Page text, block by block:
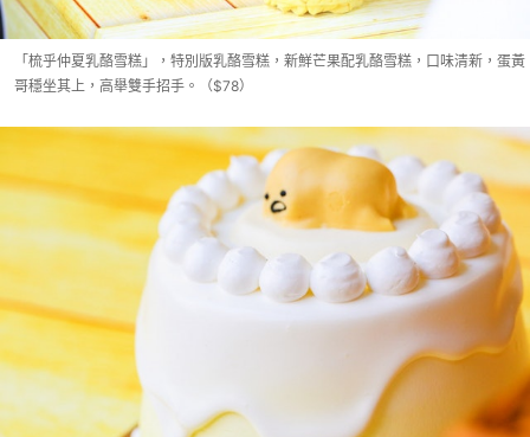
「梳乎仲夏乳酪雪糕」，特別版乳酪雪糕，新鮮芒果配乳酪雪糕，口味清新，蛋黃
哥穩坐其上，高舉雙手招手。（$78）